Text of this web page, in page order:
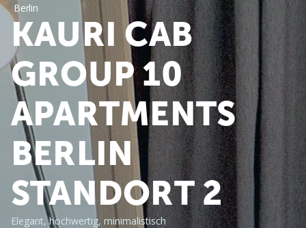
Berlin
KAURI CAB
GROUP 10
APARTMENTS
BERLIN
STANDORT 2
Elegant, hochwertig, minimalistisch